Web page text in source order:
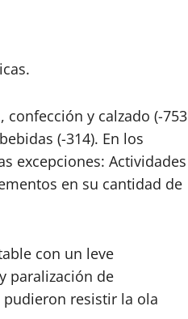
y calzado (-753
(-314). En los
excepciones: Actividades
en su cantidad de
con un leve
y paralización de
resistir la ola